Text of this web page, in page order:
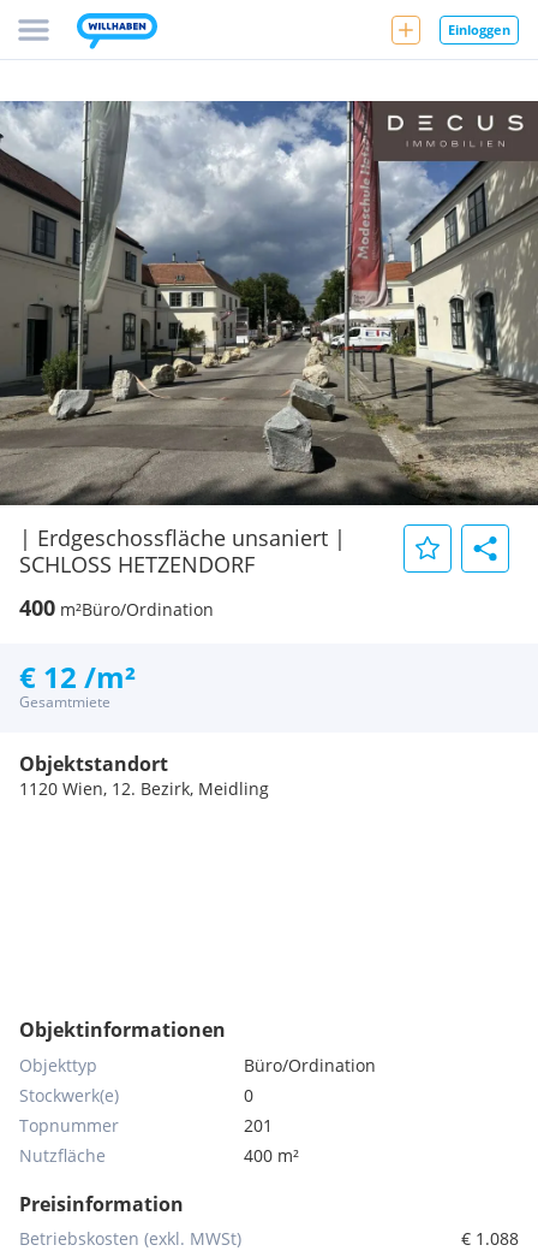
Einloggen
| Erdgeschossfläche unsaniert |
SCHLOSS HETZENDORF
400 m²Büro/Ordination
€ 12 /m²
Gesamtmiete
Objektstandort
1120 Wien, 12. Bezirk, Meidling
Objektinformationen
Objekttyp
Büro/Ordination
Stockwerk(e)
0
Topnummer
201
Nutzfläche
400 m²
Preisinformation
Betriebskosten (exkl. MWSt)
€ 1.088